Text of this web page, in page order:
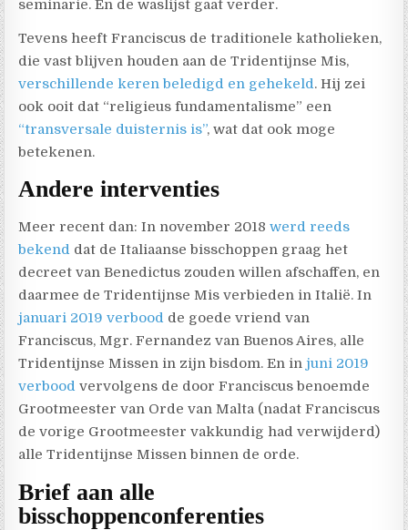
seminarie. En de waslijst gaat verder.
Tevens heeft Franciscus de traditionele katholieken,
die vast blijven houden aan de Tridentijnse Mis,
verschillende keren beledigd en gehekeld. Hij zei
ook ooit dat “religieus fundamentalisme” een
“transversale duisternis is”, wat dat ook moge
betekenen.
Andere interventies
Meer recent dan: In november 2018werd reeds
bekend dat de Italiaanse bisschoppen graag het
decreet van Benedictus zouden willen afschaffen, en
daarmee de Tridentijnse Mis verbieden in Italië. In
januari 2019 verbood de goede vriend van
Franciscus, Mgr. Fernandez van Buenos Aires, alle
Tridentijnse Missen in zijn bisdom. En injuni 2019
verbood vervolgens de door Franciscus benoemde
Grootmeester van Orde van Malta (nadat Franciscus
de vorige Grootmeester vakkundig had verwijderd)
alle Tridentijnse Missen binnen de orde.
Brief aan alle
bisschoppenconferenties